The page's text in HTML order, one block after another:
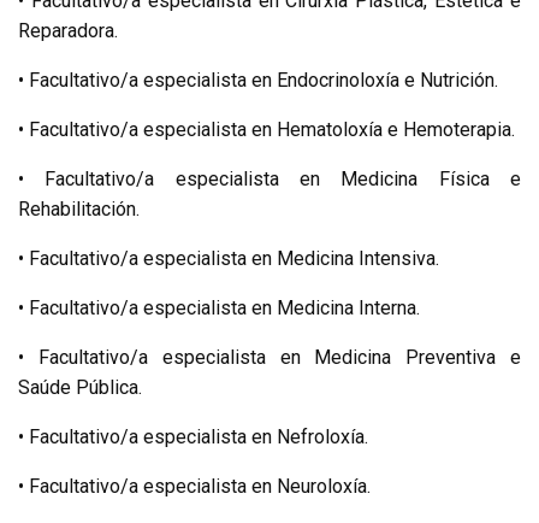
Reparadora.
• Facultativo/a especialista en Endocrinoloxía e Nutrición.
• Facultativo/a especialista en Hematoloxía e Hemoterapia.
• Facultativo/a especialista en Medicina Física e
Rehabilitación.
• Facultativo/a especialista en Medicina Intensiva.
• Facultativo/a especialista en Medicina Interna.
• Facultativo/a especialista en Medicina Preventiva e
Saúde Pública.
• Facultativo/a especialista en Nefroloxía.
• Facultativo/a especialista en Neuroloxía.